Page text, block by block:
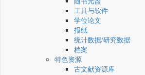
工具与软件
学位论文
报纸
统计数据/研究数据
档案
特色资源
古文献资源库